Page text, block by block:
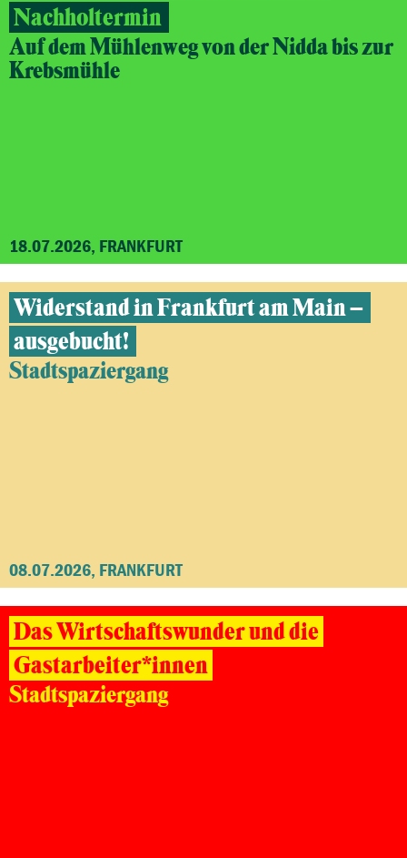
Nachholtermin
Auf dem Mühlenweg von der Nidda bis zur
Krebsmühle
18.07.2026, FRANKFURT
Widerstand in Frankfurt am Main –
ausgebucht!
Stadtspaziergang
08.07.2026, FRANKFURT
Das Wirtschaftswunder und die
Gastarbeiter*innen
Stadtspaziergang